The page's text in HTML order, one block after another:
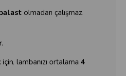
olmadan çalışmaz.
lambanızı ortalama 4